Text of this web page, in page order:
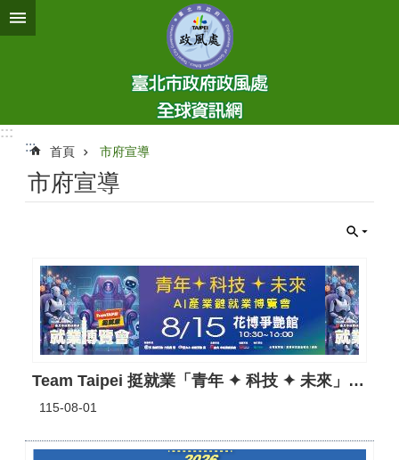
跳到主要內容區塊
:::
:::
首頁 市府宣導
市府宣導
Team Taipei 挺就業「青年 ✦ 科技 ✦ 未來」AI產業鏈就業博覽會
115-08-01